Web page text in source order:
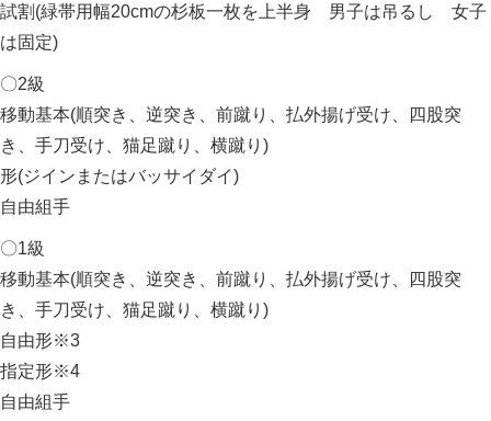
試割(緑帯用幅20cmの杉板一枚を上半身 男子は吊るし 女子
は固定)
〇2級
移動基本(順突き、逆突き、前蹴り、払外揚げ受け、四股突
き、手刀受け、猫足蹴り、横蹴り)
形(ジインまたはバッサイダイ)
自由組手
〇1級
移動基本(順突き、逆突き、前蹴り、払外揚げ受け、四股突
き、手刀受け、猫足蹴り、横蹴り)
自由形※3
指定形※4
自由組手